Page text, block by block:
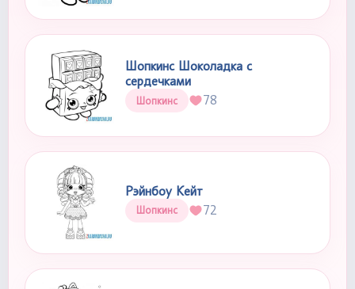
Шопкинс Шоколадка с
сердечками
Шопкинс 78
Рэйнбоу Кейт
Шопкинс 72